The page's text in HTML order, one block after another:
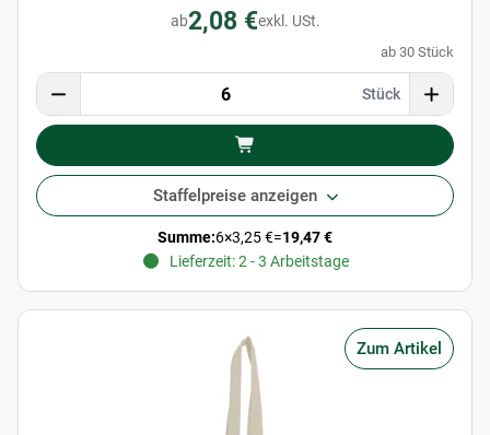
ab2,08 €exkl. USt.
ab 30 Stück
Stück
Staffelpreise anzeigen
Summe:6×3,25 €=19,47 €
Lieferzeit: 2 - 3 Arbeitstage
Zum Artikel